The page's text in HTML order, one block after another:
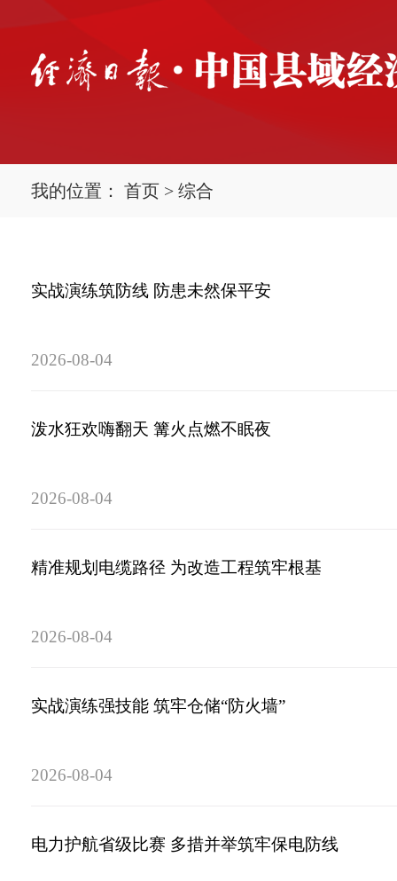
我的位置： 首页 > 综合
实战演练筑防线 防患未然保平安
2026-08-04
泼水狂欢嗨翻天 篝火点燃不眠夜
2026-08-04
精准规划电缆路径 为改造工程筑牢根基
2026-08-04
实战演练强技能 筑牢仓储“防火墙”
2026-08-04
电力护航省级比赛 多措并举筑牢保电防线